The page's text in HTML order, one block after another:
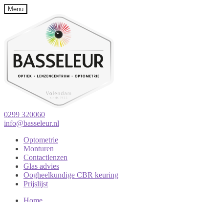
Menu
0299 320060
info@basseleur.nl
Optometrie
Monturen
Contactlenzen
Glas advies
Oogheelkundige CBR keuring
Prijslijst
Home